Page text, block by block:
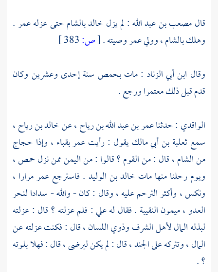
قالمصعب بن عبد الله: لم يزل خالدبالشامحتى عزلهعمر.
وهلكبالشام، ووليعمروصيته .[ص:
وقال ابن أبي الزناد : ماتبحمص سنة إحدى وعشرين وكان
قدم قبل ذلك معتمرا ورجع .
الواقدي : حدثناعمر بن عبد الله بن رياح، عنخالد بن رياح،
سمعثعلبة بن أبي مالكيقول : رأيتعمربقباء ، وإذا حجاج
منالشام، قال : من القوم ؟ قالوا : مناليمنممن نزلحمص،
ويوم رحلنا منها مات خالد بن الوليد . فاسترجععمرمرارا ،
ونكس ، وأكثر الترحم عليه ، وقال : كان - والله - سدادا لنحر
العدو ، ميمون النقيبة . فقال لهعلي: فلم عزلته ؟ قال : عزلته
لبذله المال لأهل الشرف وذوي اللسان ، قال : فكنت عزلته عن
المال ، وتتركه على الجند ، قال : لم يكن ليرضى ، قال : فهلا بلوته
؟ .